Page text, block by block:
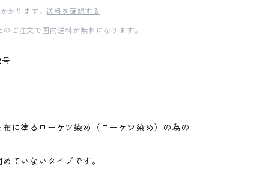
かります。送料を確認する
ご注文で国内送料が無料になります。
に塗るローケツ染め（ローケツ染め）の為の
ていないタイプです。